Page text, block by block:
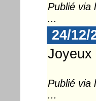
Publié via
...
24/12/
Joyeux
Publié via
...